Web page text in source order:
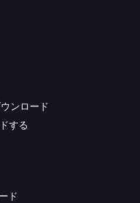
ンロード
する
ド